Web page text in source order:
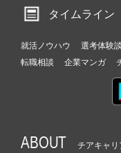
タイムライン
就活ノウハウ 選考体験談
転職相談
企業マンガ
ABOUT チアキャリ